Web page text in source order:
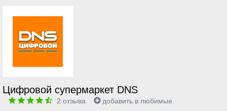
Цифровой супермаркет DNS
2 отзыва добавить в любимые